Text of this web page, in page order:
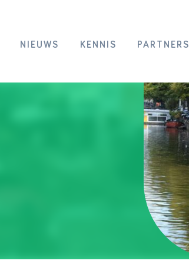
NIEUWS KENNIS PARTNERS